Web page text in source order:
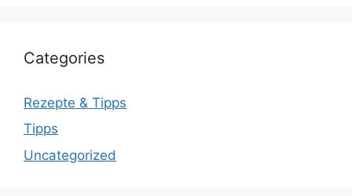
Categories
Rezepte & Tipps
Tipps
Uncategorized